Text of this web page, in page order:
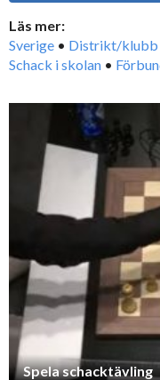
Läs mer:
Sverige • Distrikt/klubb
Schack i skolan •
Spela schacktävling